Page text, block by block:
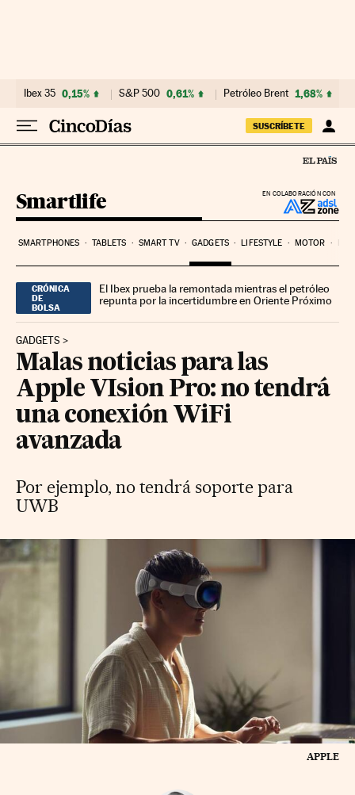
Ibex 35 0,15% S&P 500 0,61% Petróleo Brent 1,68%
SUSCRÍBETE
EN COLABORACIÓN CON
Smartlife
SMARTPHONES TABLETS SMART TV GADGETS LIFESTYLE MOTOR
CRÓNICA
DE
BOLSA
El Ibex prueba la remontada mientras el petróleo
repunta por la incertidumbre en Oriente Próximo
GADGETS
Malas noticias para las
Apple VIsion Pro: no tendrá
una conexión WiFi
avanzada
Por ejemplo, no tendrá soporte para
UWB
APPLE